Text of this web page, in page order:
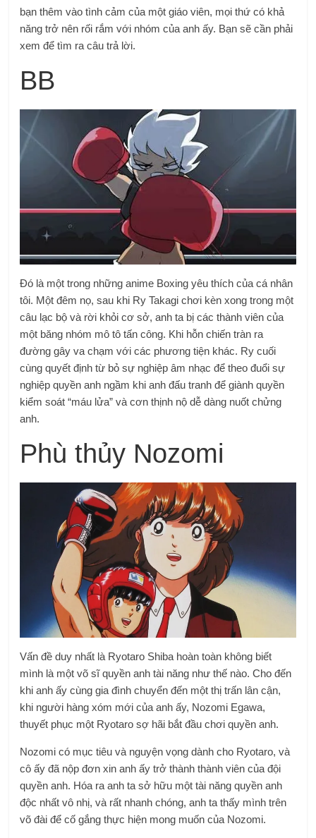
bạn thêm vào tình cảm của một giáo viên, mọi thứ có khả
năng trở nên rối rắm với nhóm của anh ấy. Bạn sẽ cần phải
xem để tìm ra câu trả lời.
BB
Đó là một trong những anime Boxing yêu thích của cá nhân
tôi. Một đêm nọ, sau khi Ry Takagi chơi kèn xong trong một
câu lạc bộ và rời khỏi cơ sở, anh ta bị các thành viên của
một băng nhóm mô tô tấn công. Khi hỗn chiến tràn ra
đường gây va chạm với các phương tiện khác. Ry cuối
cùng quyết định từ bỏ sự nghiệp âm nhạc để theo đuổi sự
nghiệp quyền anh ngầm khi anh đấu tranh để giành quyền
kiểm soát “máu lửa” và cơn thịnh nộ dễ dàng nuốt chửng
anh.
Phù thủy Nozomi
Vấn đề duy nhất là Ryotaro Shiba hoàn toàn không biết
mình là một võ sĩ quyền anh tài năng như thế nào. Cho đến
khi anh ấy cùng gia đình chuyển đến một thị trấn lân cận,
khi người hàng xóm mới của anh ấy, Nozomi Egawa,
thuyết phục một Ryotaro sợ hãi bắt đầu chơi quyền anh.
Nozomi có mục tiêu và nguyện vọng dành cho Ryotaro, và
cô ấy đã nộp đơn xin anh ấy trở thành thành viên của đội
quyền anh. Hóa ra anh ta sở hữu một tài năng quyền anh
độc nhất vô nhị, và rất nhanh chóng, anh ta thấy mình trên
võ đài để cố gắng thực hiện mong muốn của Nozomi.